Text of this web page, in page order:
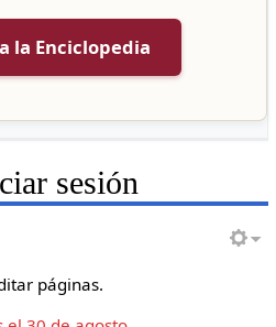
la Enciclopedia
sesión
páginas.